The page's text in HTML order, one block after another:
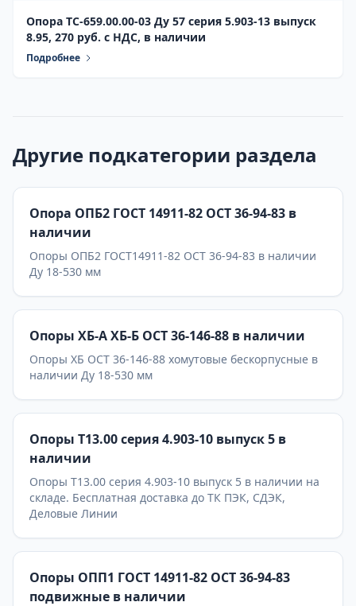
Опора ТС-659.00.00-03 Ду 57 серия 5.903-13 выпуск
8.95, 270 руб. с НДС, в наличии
Подробнее
Другие подкатегории раздела
Опора ОПБ2 ГОСТ 14911-82 ОСТ 36-94-83 в
наличии
Опоры ОПБ2 ГОСТ14911-82 ОСТ 36-94-83 в наличии
Ду 18-530 мм
Опоры ХБ-А ХБ-Б ОСТ 36-146-88 в наличии
Опоры ХБ ОСТ 36-146-88 хомутовые бескорпусные в
наличии Ду 18-530 мм
Опоры Т13.00 серия 4.903-10 выпуск 5 в
наличии
Опоры Т13.00 серия 4.903-10 выпуск 5 в наличии на
складе. Бесплатная доставка до ТК ПЭК, СДЭК,
Деловые Линии
Опоры ОПП1 ГОСТ 14911-82 ОСТ 36-94-83
подвижные в наличии